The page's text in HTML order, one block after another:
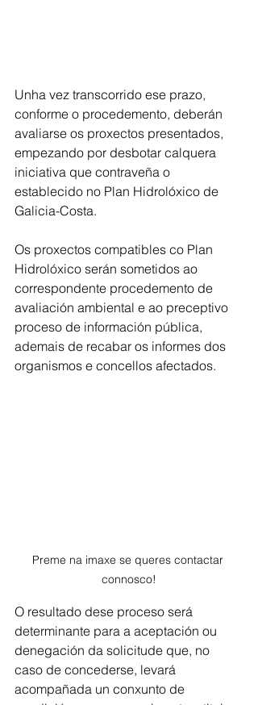
Unha vez transcorrido ese prazo,
conforme o procedemento, deberán
avaliarse os proxectos presentados,
empezando por desbotar calquera
iniciativa que contraveña o
establecido no Plan Hidrolóxico de
Galicia-Costa.
Os proxectos compatibles co Plan
Hidrolóxico serán sometidos ao
correspondente procedemento de
avaliación ambiental e ao preceptivo
proceso de información pública,
ademais de recabar os informes dos
organismos e concellos afectados.
Preme na imaxe se queres contactar
connosco!
O resultado dese proceso será
determinante para a aceptación ou
denegación da solicitude que, no
caso de concederse, levará
acompañada un conxunto de